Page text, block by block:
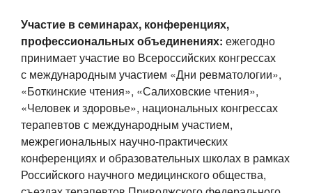
Участие в семинарах, конференциях,
профессиональных объединениях: ежегодно
принимает участие во Всероссийских конгрессах
с международным участием «Дни ревматологии»,
«Боткинские чтения», «Салиховские чтения»,
«Человек и здоровье», национальных конгрессах
терапевтов с международным участием,
межрегиональных научно-практических
конференциях и образовательных школах в рамках
Российского научного медицинского общества,